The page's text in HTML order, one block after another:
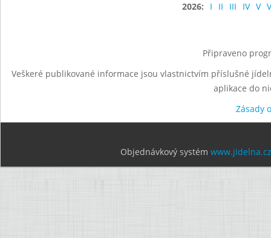
2026:
I II III IV V
Připraveno
Veškeré publikované informace jsou vlastnictvím příslušné
aplikace do
Zásady
Objednávkový systém www.jidelna.cz